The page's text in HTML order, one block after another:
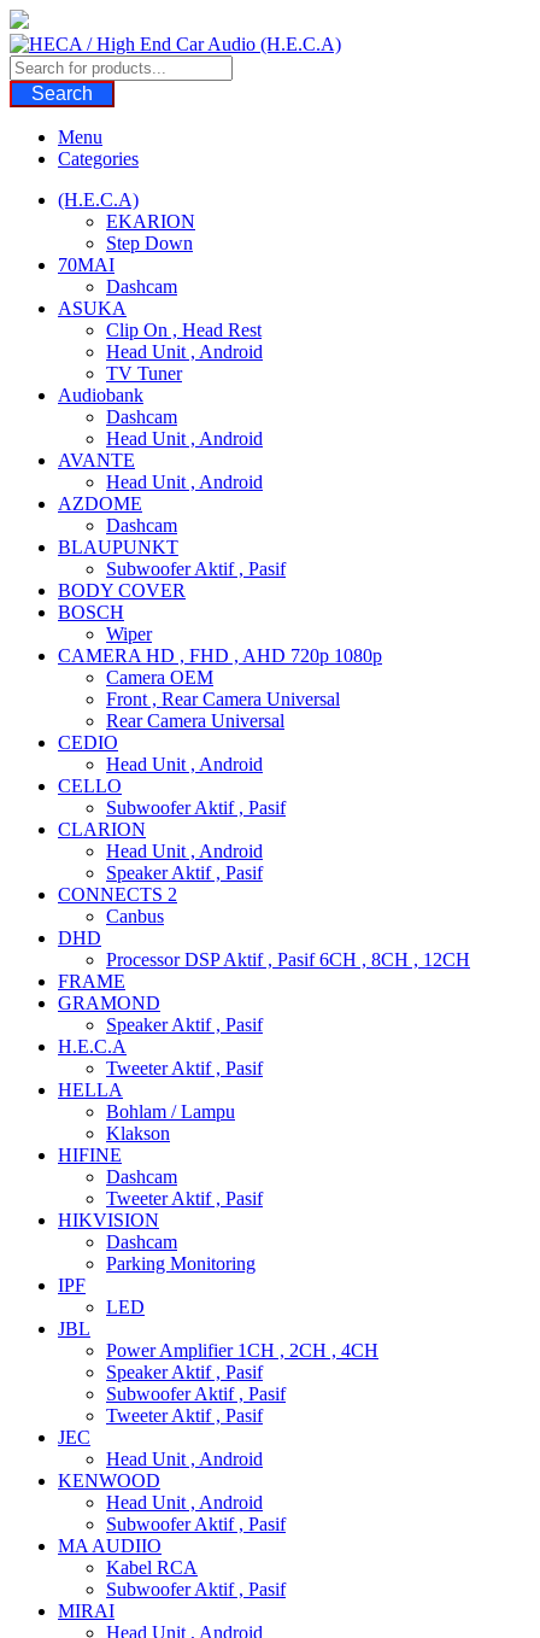
Skip
to
content
Search
Menu
Categories
(H.E.C.A)
EKARION
Step Down
70MAI
Dashcam
ASUKA
Clip On , Head Rest
Head Unit , Android
TV Tuner
Audiobank
Dashcam
Head Unit , Android
AVANTE
Head Unit , Android
AZDOME
Dashcam
BLAUPUNKT
Subwoofer Aktif , Pasif
BODY COVER
BOSCH
Wiper
CAMERA HD , FHD , AHD 720p 1080p
Camera OEM
Front , Rear Camera Universal
Rear Camera Universal
CEDIO
Head Unit , Android
CELLO
Subwoofer Aktif , Pasif
CLARION
Head Unit , Android
Speaker Aktif , Pasif
CONNECTS 2
Canbus
DHD
Processor DSP Aktif , Pasif 6CH , 8CH , 12CH
FRAME
GRAMOND
Speaker Aktif , Pasif
H.E.C.A
Tweeter Aktif , Pasif
HELLA
Bohlam / Lampu
Klakson
HIFINE
Dashcam
Tweeter Aktif , Pasif
HIKVISION
Dashcam
Parking Monitoring
IPF
LED
JBL
Power Amplifier 1CH , 2CH , 4CH
Speaker Aktif , Pasif
Subwoofer Aktif , Pasif
Tweeter Aktif , Pasif
JEC
Head Unit , Android
KENWOOD
Head Unit , Android
Subwoofer Aktif , Pasif
MA AUDIIO
Kabel RCA
Subwoofer Aktif , Pasif
MIRAI
Head Unit , Android